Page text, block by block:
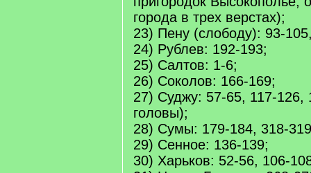
города в трех верстах);
23) Пену (слободу): 93-
24) Рублев: 192-193;
25) Салтов: 1-6;
26) Соколов: 166-169;
27) Суджу: 57-65, 117-126,
головы);
28) Сумы: 179-184, 318-
29) Сенное: 136-139;
30) Харьков: 52-56, 106-